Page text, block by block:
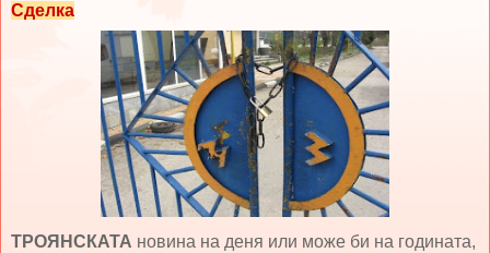
Сделка
ТРОЯНСКАТА новина на деня или може би на годината,